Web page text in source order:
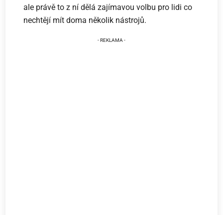
ale právě to z ní dělá zajímavou volbu pro lidi co
nechtějí mít doma několik nástrojů.